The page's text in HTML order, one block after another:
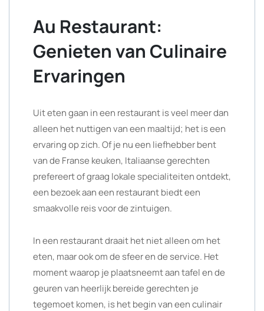
Au Restaurant:
Genieten van Culinaire
Ervaringen
Uit eten gaan in een restaurant is veel meer dan
alleen het nuttigen van een maaltijd; het is een
ervaring op zich. Of je nu een liefhebber bent
van de Franse keuken, Italiaanse gerechten
prefereert of graag lokale specialiteiten ontdekt,
een bezoek aan een restaurant biedt een
smaakvolle reis voor de zintuigen.
In een restaurant draait het niet alleen om het
eten, maar ook om de sfeer en de service. Het
moment waarop je plaatsneemt aan tafel en de
geuren van heerlijk bereide gerechten je
tegemoet komen, is het begin van een culinair